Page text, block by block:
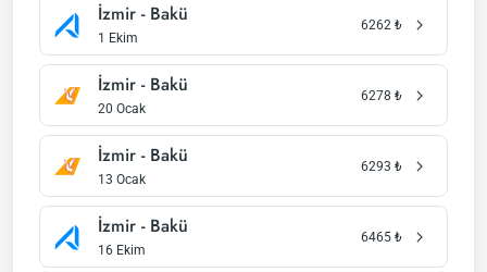
İzmir - Bakü
1 Ekim
6262 ₺
İzmir - Bakü
20 Ocak
6278 ₺
İzmir - Bakü
13 Ocak
6293 ₺
İzmir - Bakü
16 Ekim
6465 ₺